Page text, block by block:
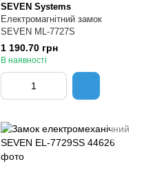
SEVEN Systems
Електромагнітний замок
SEVEN ML-7727S
1 190.70 грн
В наявності